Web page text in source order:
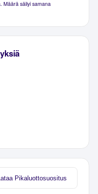
Määrä säilyi samana
Pikaluottosuositus